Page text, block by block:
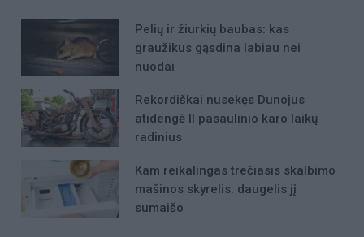
Pelių ir žiurkių baubas: kas
graužikus gąsdina labiau nei
nuodai
Rekordiškai nusekęs Dunojus
atidengė II pasaulinio karo laikų
radinius
Kam reikalingas trečiasis skalbimo
mašinos skyrelis: daugelis jį
sumaišo